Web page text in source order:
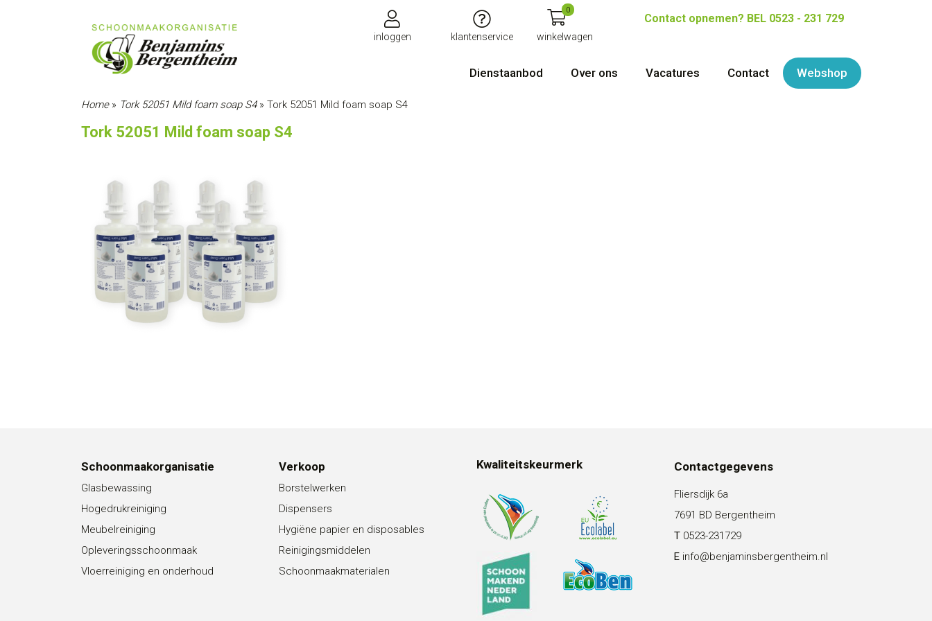
inloggen klantenservice
0
winkelwagen
Contact opnemen? BEL 0523 - 231 729
Dienstaanbod Over ons Vacatures Contact Webshop
Home» Tork 52051 Mild foam soap S4» Tork 52051 Mild foam soap S4
Tork 52051 Mild foam soap S4
Schoonmaakorganisatie
Glasbewassing
Hogedrukreiniging
Meubelreiniging
Opleveringsschoonmaak
Vloerreiniging en onderhoud
Verkoop
Borstelwerken
Dispensers
Hygiëne papier en disposables
Reinigingsmiddelen
Schoonmaakmaterialen
Kwaliteitskeurmerk Contactgegevens
Fliersdijk 6a
7691 BD Bergentheim
T 0523-231729
E info@benjaminsbergentheim.nl